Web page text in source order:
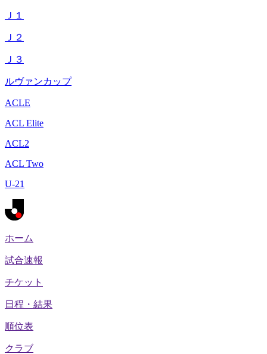
Ｊ１
Ｊ２
Ｊ３
ルヴァンカップ
ACLE
ACL Elite
ACL2
ACL Two
U-21
ホーム
試合速報
チケット
日程・結果
順位表
クラブ